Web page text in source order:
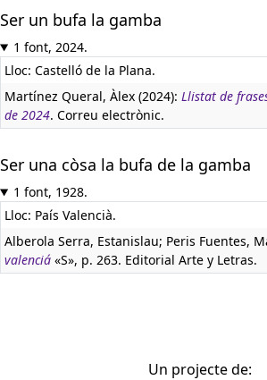
Ser un bufa la gamba
1 font, 2024.
Lloc: Castelló de la Plana.
Martínez Queral, Àlex (2024): Llistat de
de 2024. Correu electrònic.
Ser una còsa la bufa de la gamba
1 font, 1928.
Lloc: País Valencià.
Alberola Serra, Estanislau; Peris Fuentes,
valenciá «S», p. 263. Editorial Arte y Letras.
Un projecte de: